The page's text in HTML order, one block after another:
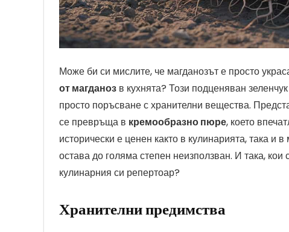
Може би си мислите, че магданозът е просто
от магданоз в кухнята? Този подценяван
просто поръсване с хранителни вещества.
се превръща в кремообразно пюре, което
исторически е ценен както в кулинарията, така
остава до голяма степен неизползван. И така,
кулинарния си репертоар?
Хранителни предимства